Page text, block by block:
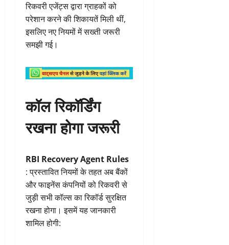
रिकवरी एजेंट्स द्वारा ग्राहकों को
परेशान करने की शिकायतें मिली थीं,
इसलिए नए नियमों में सख्ती जरूरी
समझी गई।
कॉल रिकॉर्डिंग
रखना होगा जरूरी
RBI Recovery Agent Rules
: प्रस्तावित नियमों के तहत अब बैंकों
और फाइनेंस कंपनियों को रिकवरी से
जुड़ी सभी कॉल्स का रिकॉर्ड सुरक्षित
रखना होगा। इसमें यह जानकारी
शामिल होगी: